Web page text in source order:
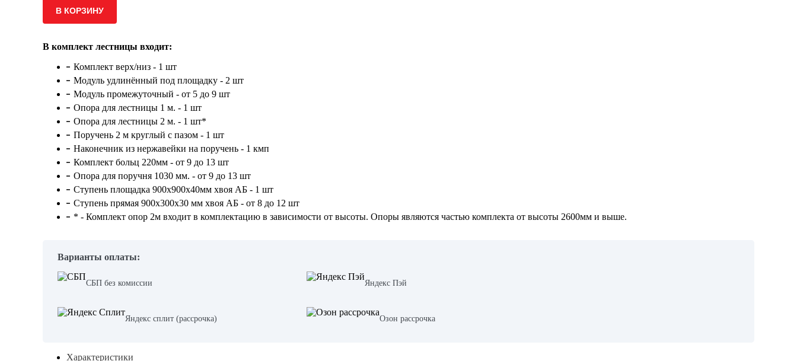
В КОРЗИНУ
В комплект лестницы входит:
Комплект верх/низ - 1 шт
Модуль удлинённый под площадку - 2 шт
Модуль промежуточный - от 5 до 9 шт
Опора для лестницы 1 м. - 1 шт
Опора для лестницы 2 м. - 1 шт*
Поручень 2 м круглый с пазом - 1 шт
Наконечник из нержавейки на поручень - 1 кмп
Комплект больц 220мм - от 9 до 13 шт
Опора для поручня 1030 мм. - от 9 до 13 шт
Ступень площадка 900х900х40мм хвоя АБ - 1 шт
Ступень прямая 900х300х30 мм хвоя АБ - от 8 до 12 шт
* - Комплект опор 2м входит в комплектацию в зависимости от высоты. Опоры являются частью комплекта от высоты 2600мм и выше.
Варианты оплаты:
СБП без комиссии Яндекс Пэй
Яндекс сплит (рассрочка) Озон рассрочка
Характеристики